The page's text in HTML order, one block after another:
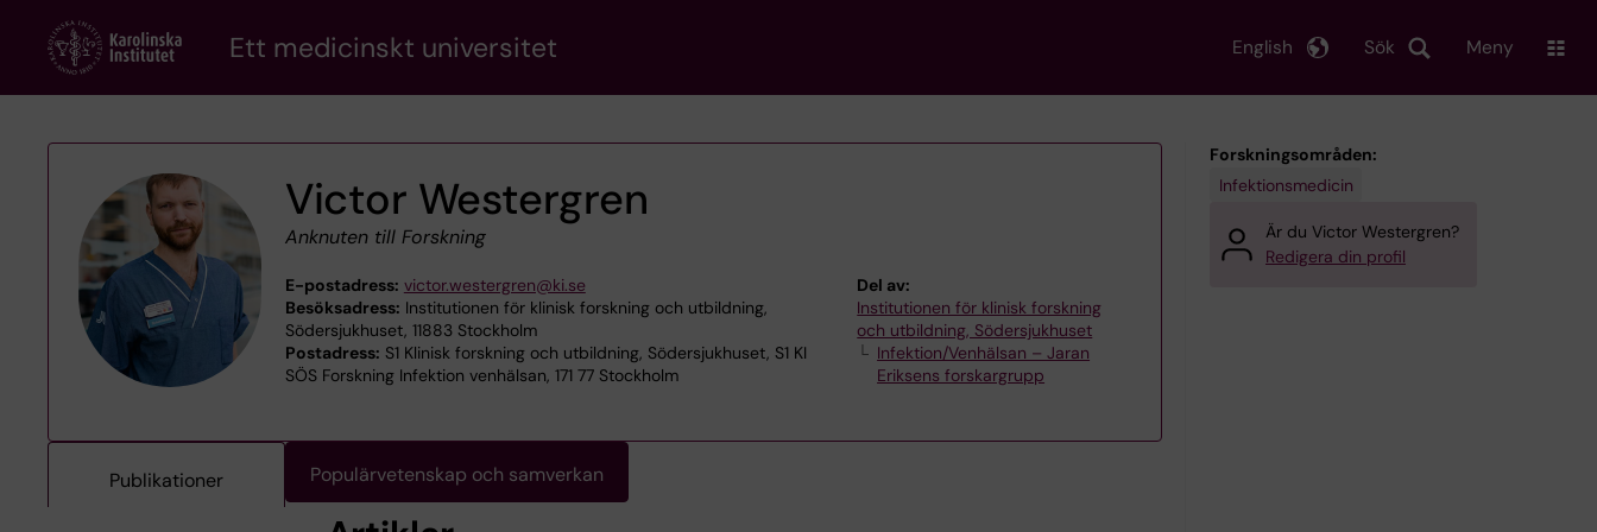
content
Ett medicinskt universitet Sök
English Meny
Victor Westergren
Anknuten till Forskning
E-postadress: victor.westergren@ki.se
Besöksadress: Institutionen för klinisk forskning och utbildning,
Södersjukhuset, 11883 Stockholm
Postadress: S1 Klinisk forskning och utbildning, Södersjukhuset, S1 KI
SÖS Forskning Infektion venhälsan, 171 77 Stockholm
Del av:
Institutionen för klinisk forskning
och utbildning, Södersjukhuset
Infektion/Venhälsan – Jaran
Eriksens forskargrupp
Publikationer Populärvetenskap och samverkan
Forskningsområden:
Infektionsmedicin
Är du Victor Westergren?
Redigera din profil